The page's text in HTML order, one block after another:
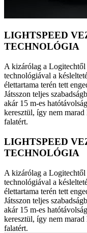
LIGHTSPEED
TECHNOLÓGIA
A kizárólag a
technológiával a
élettartama terén tett
Játsszon teljes
akár 15 m-es
keresztül, így nem
falatért.
LIGHTSPEED
TECHNOLÓGIA
A kizárólag a
technológiával a
élettartama terén tett
Játsszon teljes
akár 15 m-es
keresztül, így nem
falatért.